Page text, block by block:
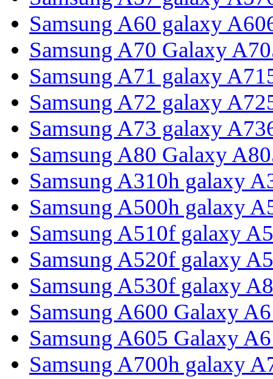
Samsung A60 galaxy
Samsung A70 Galaxy
Samsung A71 galaxy
Samsung A72 galaxy
Samsung A73 galaxy
Samsung A80 Galaxy
Samsung A310h galaxy
Samsung A500h galaxy
Samsung A510f galaxy
Samsung A520f galaxy
Samsung A530f galaxy
Samsung A600 Galaxy
Samsung A605 Galaxy
Samsung A700h galaxy